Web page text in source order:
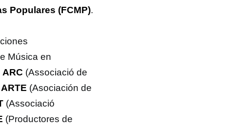
Populares (FCMP).
Música en
ARC (Associació de
ARTE (Asociación de
(Associació
(Productores de